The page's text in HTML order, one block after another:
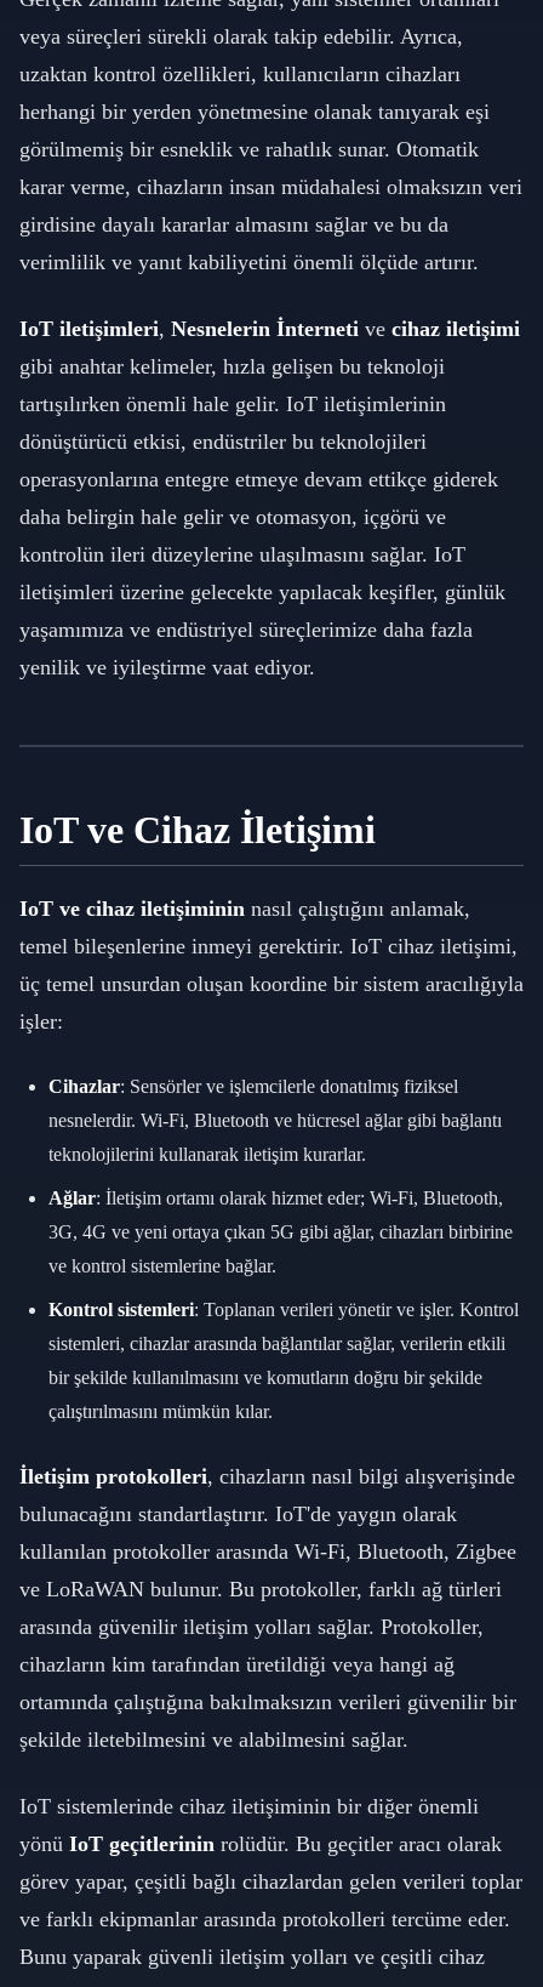
veya süreçleri sürekli olarak takip edebilir. Ayrıca,
uzaktan kontrol özellikleri, kullanıcıların cihazları
herhangi bir yerden yönetmesine olanak tanıyarak eşi
görülmemiş bir esneklik ve rahatlık sunar. Otomatik
karar verme, cihazların insan müdahalesi olmaksızın veri
girdisine dayalı kararlar almasını sağlar ve bu da
verimlilik ve yanıt kabiliyetini önemli ölçüde artırır.
IoT iletişimleri, Nesnelerin İnterneti ve cihaz iletişimi
gibi anahtar kelimeler, hızla gelişen bu teknoloji
tartışılırken önemli hale gelir. IoT iletişimlerinin
dönüştürücü etkisi, endüstriler bu teknolojileri
operasyonlarına entegre etmeye devam ettikçe giderek
daha belirgin hale gelir ve otomasyon, içgörü ve
kontrolün ileri düzeylerine ulaşılmasını sağlar. IoT
iletişimleri üzerine gelecekte yapılacak keşifler, günlük
yaşamımıza ve endüstriyel süreçlerimize daha fazla
yenilik ve iyileştirme vaat ediyor.
IoT ve Cihaz İletişimi
IoT ve cihaz iletişiminin nasıl çalıştığını anlamak,
temel bileşenlerine inmeyi gerektirir. IoT cihaz iletişimi,
üç temel unsurdan oluşan koordine bir sistem aracılığıyla
işler:
Cihazlar: Sensörler ve işlemcilerle donatılmış fiziksel
nesnelerdir. Wi-Fi, Bluetooth ve hücresel ağlar gibi bağlantı
teknolojilerini kullanarak iletişim kurarlar.
Ağlar: İletişim ortamı olarak hizmet eder; Wi-Fi, Bluetooth,
3G, 4G ve yeni ortaya çıkan 5G gibi ağlar, cihazları birbirine
ve kontrol sistemlerine bağlar.
Kontrol sistemleri: Toplanan verileri yönetir ve işler. Kontrol
sistemleri, cihazlar arasında bağlantılar sağlar, verilerin etkili
bir şekilde kullanılmasını ve komutların doğru bir şekilde
çalıştırılmasını mümkün kılar.
İletişim protokolleri, cihazların nasıl bilgi alışverişinde
bulunacağını standartlaştırır. IoT'de yaygın olarak
kullanılan protokoller arasında Wi-Fi, Bluetooth, Zigbee
ve LoRaWAN bulunur. Bu protokoller, farklı ağ türleri
arasında güvenilir iletişim yolları sağlar. Protokoller,
cihazların kim tarafından üretildiği veya hangi ağ
ortamında çalıştığına bakılmaksızın verileri güvenilir bir
şekilde iletebilmesini ve alabilmesini sağlar.
IoT sistemlerinde cihaz iletişiminin bir diğer önemli
yönü IoT geçitlerinin rolüdür. Bu geçitler aracı olarak
görev yapar, çeşitli bağlı cihazlardan gelen verileri toplar
ve farklı ekipmanlar arasında protokolleri tercüme eder.
Bunu yaparak güvenli iletişim yolları ve çeşitli cihaz